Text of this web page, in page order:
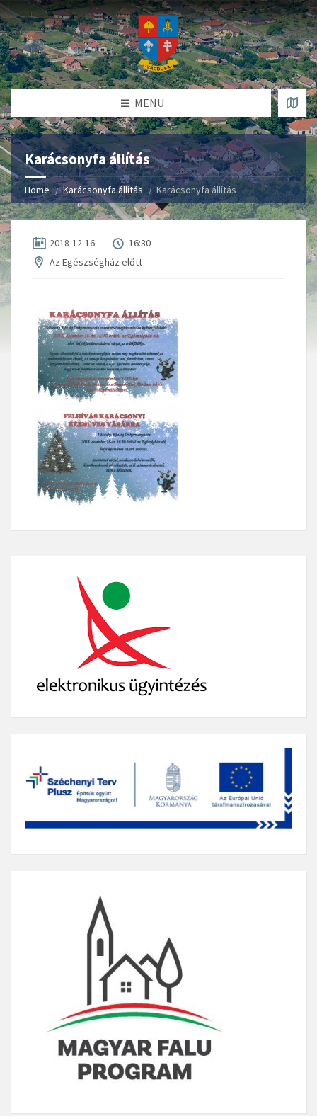
MENU
Karácsonyfa állítás
Home Karácsonyfa állítás Karácsonyfa állítás
2018-12-16
16:30
Az Egészségház előtt